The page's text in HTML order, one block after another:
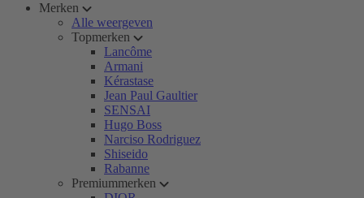
Merken
Alle weergeven
Topmerken
Lancôme
Armani
Kérastase
Jean Paul Gaultier
SENSAI
Hugo Boss
Narciso Rodriguez
Shiseido
Rabanne
Premiummerken